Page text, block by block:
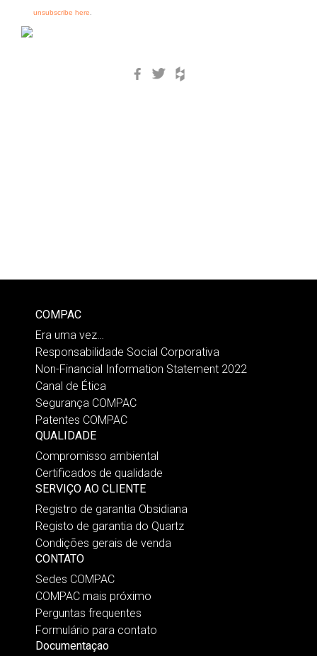
unsubscribe here
Facebook
Twitter
COMPAC
Era uma vez…
Responsabilidade Social Corporativa
Non-Financial Information Statement 2022
Canal de Ética
Segurança COMPAC
Patentes COMPAC
QUALIDADE
Compromisso ambiental
Certificados de qualidade
SERVIÇO AO CLIENTE
Registro de garantia Obsidiana
Registo de garantia do Quartz
Condições gerais de venda
CONTATO
Sedes COMPAC
COMPAC mais próximo
Perguntas frequentes
Formulário para contato
Documentaçao